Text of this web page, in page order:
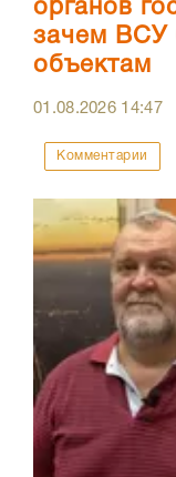
органов
зачем ВСУ
объектам
01.08.2026 14:47
Комментарии